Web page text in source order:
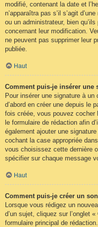
modifié, contenant la date et
n’apparaîtra pas s’il s’agit
ou un administrateur, bien
concernant leur modification.
ne peuvent pas supprimer leur
publiée.
Haut
Comment puis-je insérer une
Pour insérer une signature à
d’abord en créer une depuis le
fois créée, vous pouvez cocher
le formulaire de rédaction afin
également ajouter une
cochant la case appropriée
vous choisissez cette dernière
spécifier sur chaque message
Haut
Comment puis-je créer un
Lorsque vous rédigez un
d’un sujet, cliquez sur l’onglet
formulaire principal de